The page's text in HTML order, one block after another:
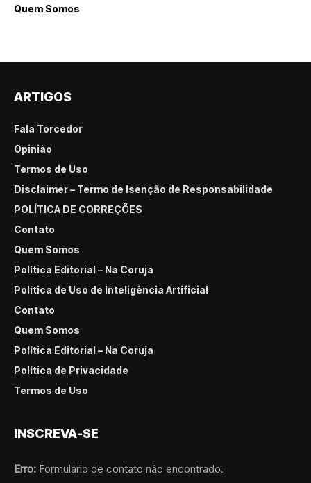
Quem Somos
ARTIGOS
Fala Torcedor
Opinião
Termos de Uso
Disclaimer – Termo de Isenção de Responsabilidade
POLÍTICA DE CORREÇÕES
Contato
Quem Somos
Política Editorial – Na Coruja
Política de Uso de Inteligência Artificial
Contato
Quem Somos
Política Editorial – Na Coruja
Política de Privacidade
Termos de Uso
INSCREVA-SE
Erro: Formulário de contato não encontrado.